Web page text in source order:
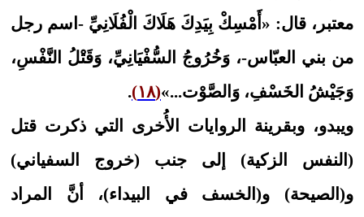
معتبر، قال: «أَمْسِكْ‏ بِيَدِكَ‏ هَلَاكَ‏ الْفُلَانِيِّ -اسم رجل
من بني العبّاس-، وَخُرُوجُ السُّفْيَانِيِّ، وَقَتْلُ النَّفْسِ،
وَجَيْشُ الخَسْفِ، وَالصَّوْت‏...»(١٨)
.
ويبدو، وبقرينة الروايات الأُخرى التي ذكرت قتل
(النفس الزكية) إلى جنب (خروج السفياني)
و(الصيحة) و(الخسف في البيداء)، أنَّ المراد